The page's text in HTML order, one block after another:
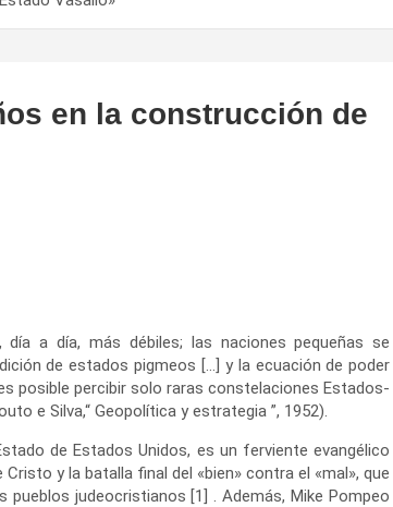
en la construcción de
a día, más débiles; las naciones pequeñas se
de estados pigmeos […] y la ecuación de poder
posible percibir solo raras constelaciones Estados-
e Silva,“ Geopolítica y estrategia ”, 1952).
de Estados Unidos, es un ferviente evangélico
y la batalla final del «bien» contra el «mal», que
judeocristianos [1] . Además, Mike Pompeo